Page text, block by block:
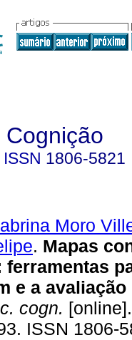
ISSN 1806-5821
Moro
. Mapas
ferramentas
e a
cogn.
ISSN 1806-